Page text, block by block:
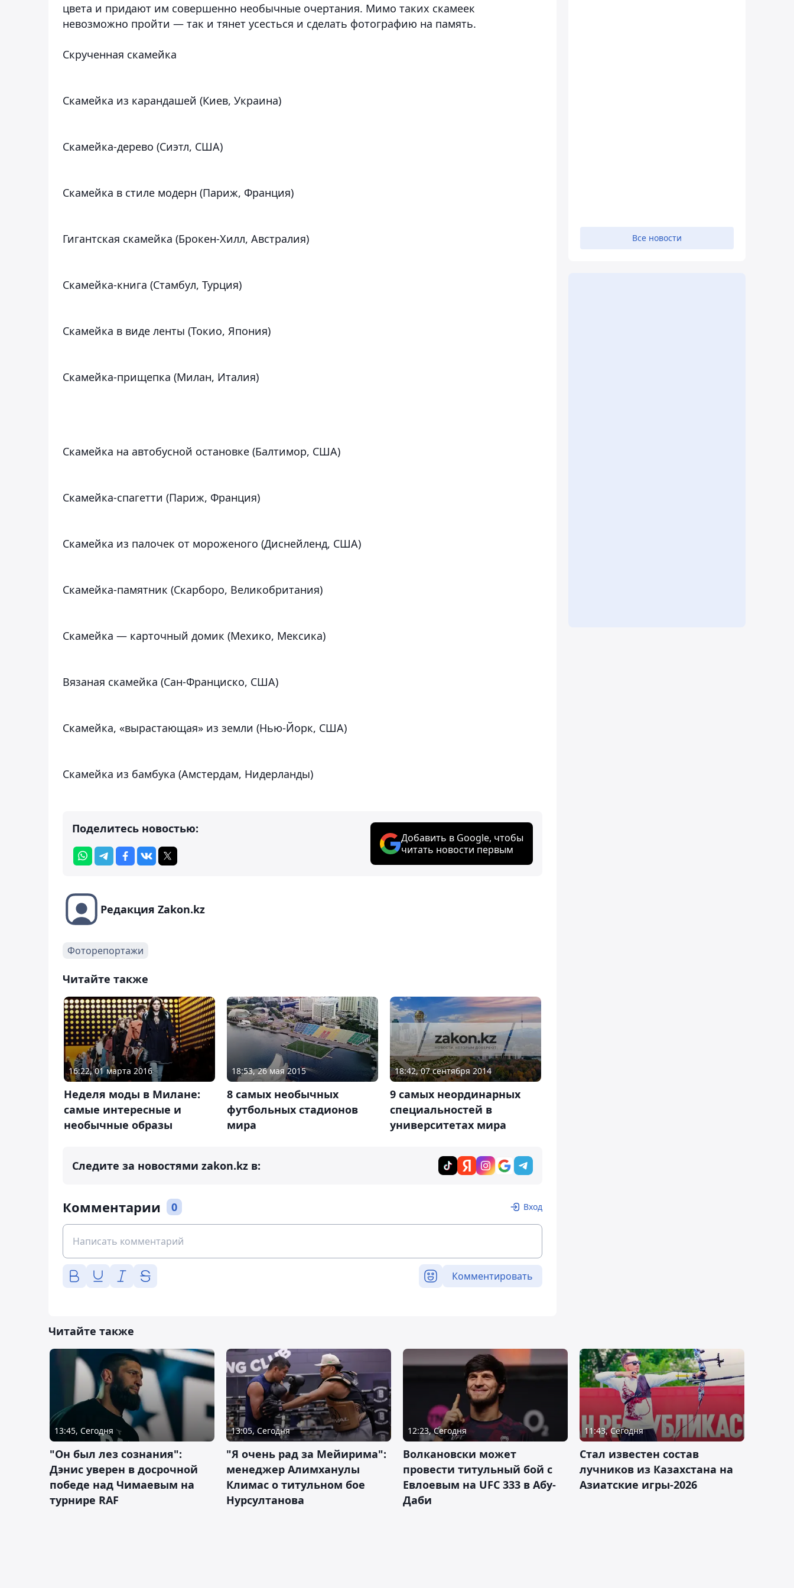
цвета и придают им совершенно необычные очертания. Мимо таких скамеек
невозможно пройти — так и тянет усесться и сделать фотографию на память.
Скрученная скамейка
Скамейка из карандашей (Киев, Украина)
Скамейка-дерево (Сиэтл, США)
Скамейка в стиле модерн (Париж, Франция)
Гигантская скамейка (Брокен-Хилл, Австралия)
Скамейка-книга (Стамбул, Турция)
Скамейка в виде ленты (Токио, Япония)
Скамейка-прищепка (Милан, Италия)
Скамейка на автобусной остановке (Балтимор, США)
Скамейка-спагетти (Париж, Франция)
Скамейка из палочек от мороженого (Диснейленд, США)
Скамейка-памятник (Скарборо, Великобритания)
Скамейка — карточный домик (Мехико, Мексика)
Вязаная скамейка (Сан-Франциско, США)
Скамейка, «вырастающая» из земли (Нью-Йорк, США)
Скамейка из бамбука (Амстердам, Нидерланды)
Поделитесь новостью:
Добавить в Google, чтобы
читать новости первым
Редакция Zakon.kz
Фоторепортажи
Читайте также
16:22, 01 марта 2016
Неделя моды в Милане:
самые интересные и
необычные образы
18:53, 26 мая 2015
8 самых необычных
футбольных стадионов
мира
18:42, 07 сентября 2014
9 самых неординарных
специальностей в
университетах мира
Следите за новостями zakon.kz в:
Комментарии 0 Вход
Комментировать
Все новости
Читайте также
13:45, Сегодня
"Он был лез сознания":
Дэнис уверен в досрочной
победе над Чимаевым на
турнире RAF
13:05, Сегодня
"Я очень рад за Мейирима":
менеджер Алимханулы
Климас о титульном бое
Нурсултанова
12:23, Сегодня
Волкановски может
провести титульный бой с
Евлоевым на UFC 333 в Абу-
Даби
11:43, Сегодня
Стал известен состав
лучников из Казахстана на
Азиатские игры-2026